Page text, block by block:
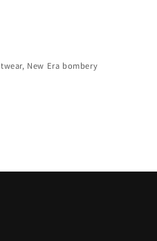
New Era bombery